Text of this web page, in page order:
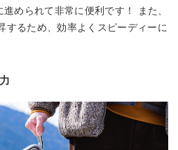
められて非常に便利です！ また、
るため、効率よくスピーディーに